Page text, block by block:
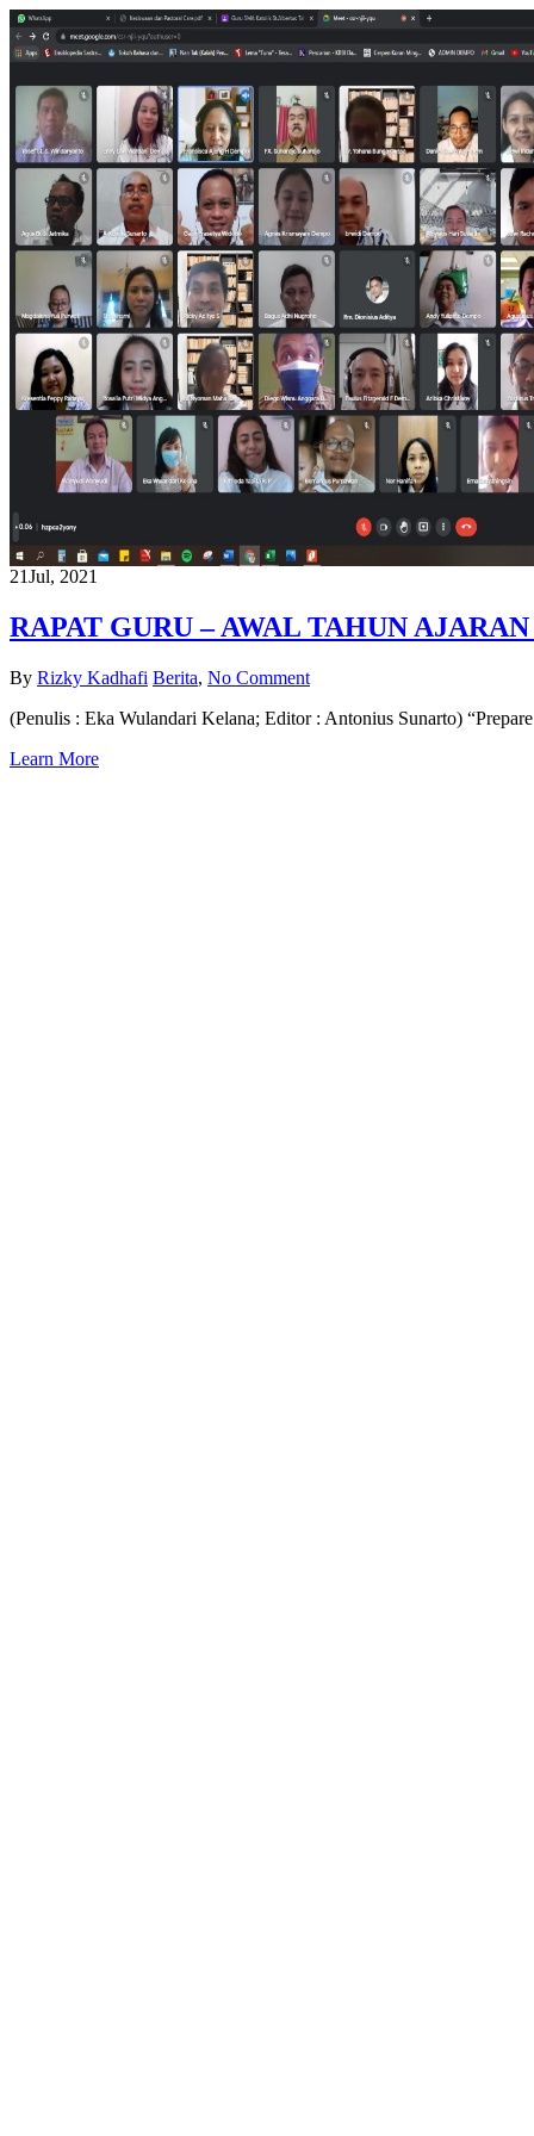
21Jul, 2021
RAPAT GURU – AWAL TAHUN AJARAN
By Rizky Kadhafi Berita, No Comment
(Penulis : Eka Wulandari Kelana; Editor : Antonius Sunarto)
Learn More